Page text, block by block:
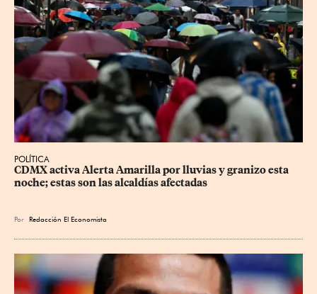
POLÍTICA
CDMX activa Alerta Amarilla por lluvias y granizo esta
noche; estas son las alcaldías afectadas
Por Redacción El Economista